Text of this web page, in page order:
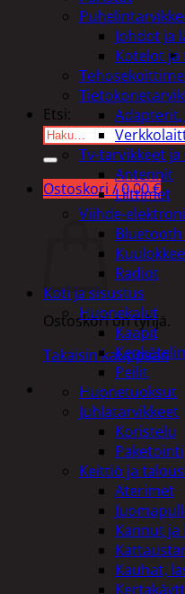
Etsi:
Ostoskori /0,00€
Ostoskori
Ostoskori on tyhjä.
Takaisin kauppaan
Johdot ja
Kotelot ja
Tv-tarvikkeet
Antennit
Liittimet
Viihde-
Radiot
Koti ja sisustus
Huonekalut
Kaapit
Peilit
Huonetuoksut
Juhlatarvikkeet
Koristelu
Paketointi
Keittiö ja
Aterimet
Kannut
Kauhat,